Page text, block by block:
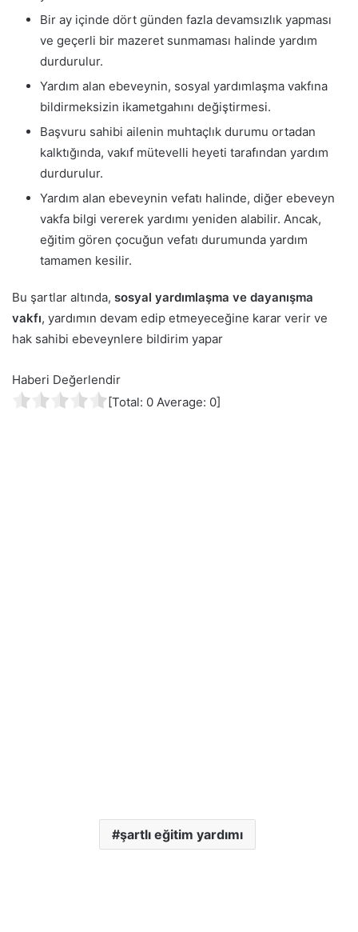
Bir ay içinde dört günden fazla devamsızlık yapması
ve geçerli bir mazeret sunmaması halinde yardım
durdurulur.
Yardım alan ebeveynin, sosyal yardımlaşma vakfına
bildirmeksizin ikametgahını değiştirmesi.
Başvuru sahibi ailenin muhtaçlık durumu ortadan
kalktığında, vakıf mütevelli heyeti tarafından yardım
durdurulur.
Yardım alan ebeveynin vefatı halinde, diğer ebeveyn
vakfa bilgi vererek yardımı yeniden alabilir. Ancak,
eğitim gören çocuğun vefatı durumunda yardım
tamamen kesilir.
Bu şartlar altında, sosyal yardımlaşma ve dayanışma
vakfı, yardımın devam edip etmeyeceğine karar verir ve
hak sahibi ebeveynlere bildirim yapar
Haberi Değerlendir
[Total: 0 Average: 0]
şartlı eğitim yardımı